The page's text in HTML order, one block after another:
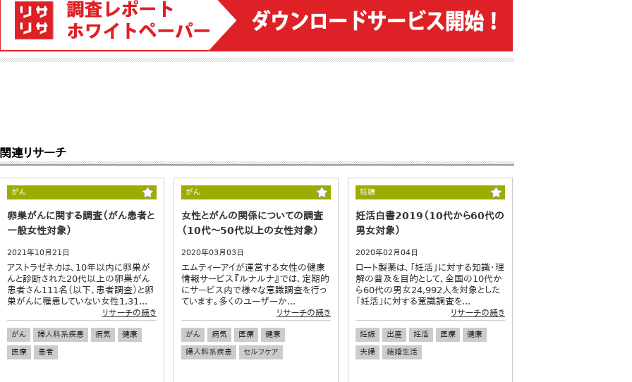
関連リサーチ
がん
卵巣がんに関する調査（がん患者と
一般女性対象）
2021年10月21日
アストラゼネカは、10年以内に卵巣が
んと診断された20代以上の卵巣がん
患者さん111名（以下、患者調査）と卵
巣がんに罹患していない女性1,31...
リサーチの続き
がん 婦人科系疾患 病気
健康
医療
患者
がん
女性とがんの関係についての調査
（10代～50代以上の女性対象）
2020年03月03日
エムティーアイが運営する女性の健康
情報サービス『ルナルナ』では、定期的
にサービス内で様々な意識調査を行っ
ています。多くのユーザーか...
リサーチの続き
がん 病気 医療
健康
婦人科系疾患
セルフケア
妊娠
妊活白書2019（10代から60代の
男女対象）
2020年02月04日
ロート製薬は、「妊活」に対する知識・理
解の普及を目的として、全国の10代か
ら60代の男女24,992人を対象とした
「妊活」に対する意識調査を...
リサーチの続き
妊娠 出産 妊活 医療
健康
夫婦
結婚生活